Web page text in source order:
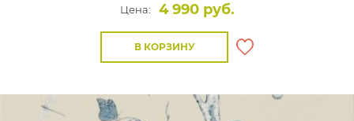
Цена:
4 990 руб.
В КОРЗИНУ